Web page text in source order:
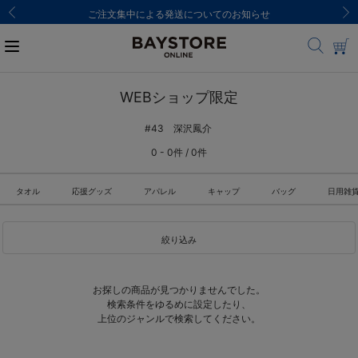
ご注文集中による発送についてのお知らせ
WEBショップ限定
#43 深沢鳳介
0 - 0件 / 0件
タオル 応援グッズ アパレル キャップ バッグ 日用雑
絞り込み
お探しの商品が見つかりませんでした。
検索条件をゆるめに設定したり、
上位のジャンルで検索してください。